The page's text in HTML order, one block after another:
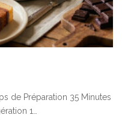
de Préparation 35 Minutes
1…